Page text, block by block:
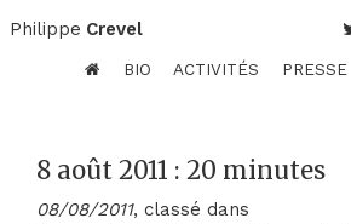
Philippe Crevel
BIO ACTIVITÉS PRESSE
8 août 2011 : 20 minutes
08/08/2011, classé dans